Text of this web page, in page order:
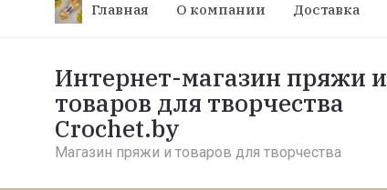
Главная О компании Доставка
Интернет-магазин пряжи и
товаров для творчества
Crochet.by
Магазин пряжи и товаров для творчества